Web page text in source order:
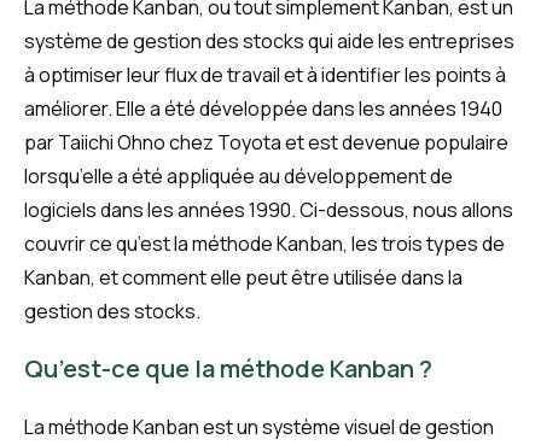
La méthode Kanban, ou tout simplement Kanban, est un
système de gestion des stocks qui aide les entreprises
à optimiser leur flux de travail et à identifier les points à
améliorer. Elle a été développée dans les années 1940
par Taiichi Ohno chez Toyota et est devenue populaire
lorsqu’elle a été appliquée au développement de
logiciels dans les années 1990. Ci-dessous, nous allons
couvrir ce qu’est la méthode Kanban, les trois types de
Kanban, et comment elle peut être utilisée dans la
gestion des stocks.
Qu’est-ce que la méthode Kanban ?
La méthode Kanban est un système visuel de gestion